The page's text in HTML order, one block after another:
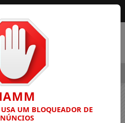
O “NEGUINHO DA COXINHA”,
USA UM BLOQUEADOR DE